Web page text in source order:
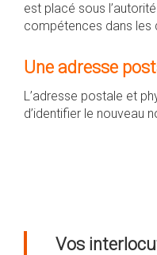
est placé sous
compétences dans les
Une adresse
L’adresse postale et
d’identifier le nouveau
Vos